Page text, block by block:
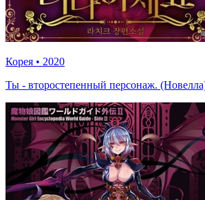
Корея • 2020
Ты - второстепенный персонаж.